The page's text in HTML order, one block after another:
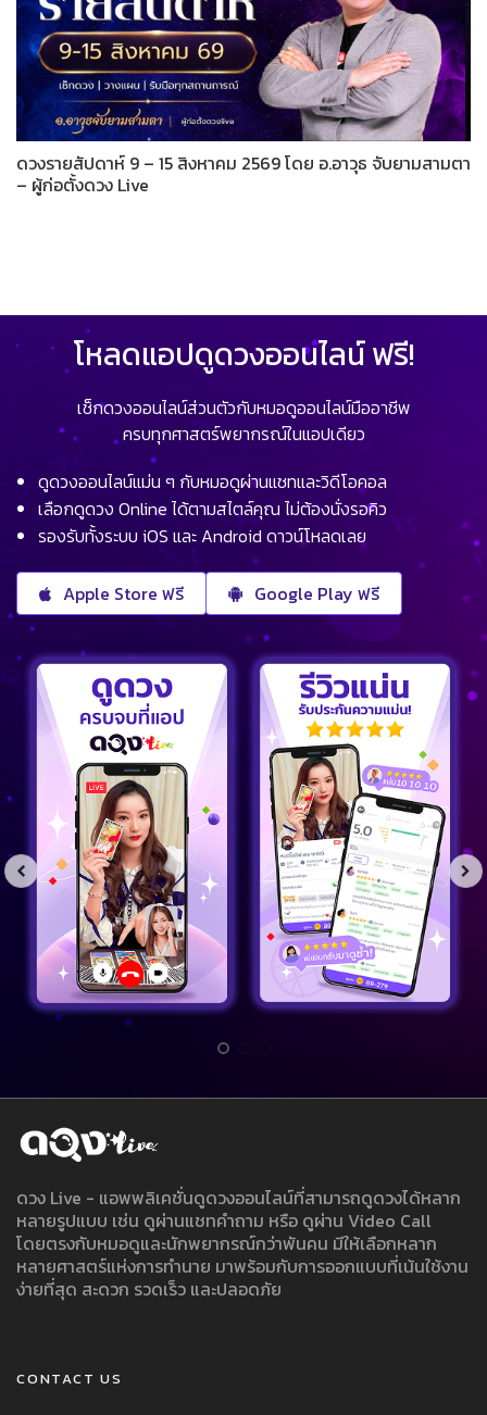
ดวงรายสัปดาห์ 9 – 15 สิงหาคม 2569 โดย อ.อาวุธ จับยามสามตา
– ผู้ก่อตั้งดวง Live
โหลดแอปดูดวงออนไลน์ ฟรี!
เช็กดวงออนไลน์ส่วนตัวกับหมอดูออนไลน์มืออาชีพ
ครบทุกศาสตร์พยากรณ์ในแอปเดียว
ดูดวงออนไลน์แม่น ๆ กับหมอดูผ่านแชทและวิดีโอคอล
เลือกดูดวง Online ได้ตามสไตล์คุณ ไม่ต้องนั่งรอคิว
รองรับทั้งระบบ iOS และ Android ดาวน์โหลดเลย
Apple Store ฟรี Google Play ฟรี
ดวง Live - แอพพลิเคชั่นดูดวงออนไลน์ที่สามารถดูดวงได้หลาก
หลายรูปแบบ เช่น ดูผ่านแชทคำถาม หรือ ดูผ่าน Video Call
โดยตรงกับหมอดูและนักพยากรณ์กว่าพันคน มีให้เลือกหลาก
หลายศาสตร์แห่งการทำนาย มาพร้อมกับการออกแบบที่เน้นใช้งาน
ง่ายที่สุด สะดวก รวดเร็ว และปลอดภัย
CONTACT US